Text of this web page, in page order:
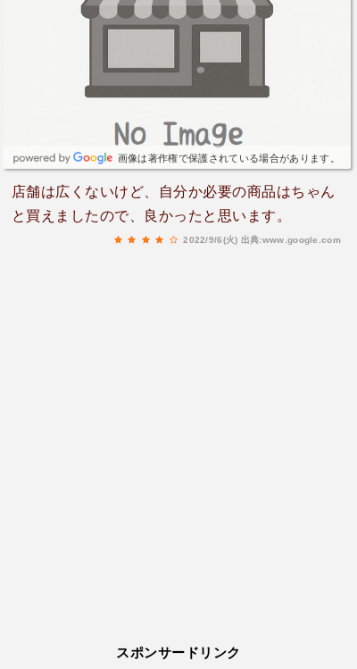
画像は著作権で保護されている場合があります。
店舗は広くないけど、自分か必要の商品はちゃん
と買えましたので、良かったと思います。
2022/9/6(火) 出典:www.google.com
スポンサードリンク